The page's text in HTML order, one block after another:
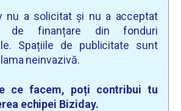
nu a solicitat și nu a acceptat
de finanțare din fonduri
Spațiile de publicitate sunt
neinvazivă.
ce facem, poți contribui tu
echipei Biziday.